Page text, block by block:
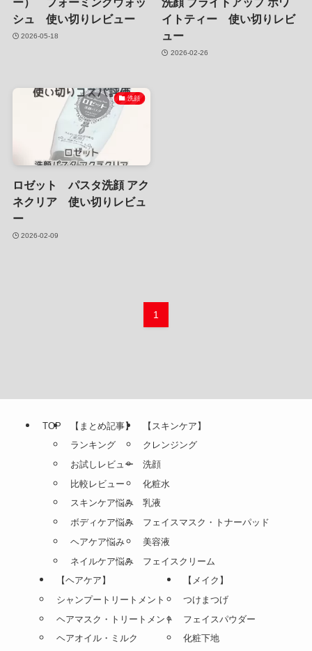
シュ 使い切りレビュー
2026-05-18
イトティー 使い切りレビ
ュー
2026-02-26
洗顔
ロゼット パスタ洗顔 アク
ネクリア 使い切りレビュ
ー
2026-02-09
1
TOP
【まとめ記事】
ランキング
お試しレビュー
比較レビュー
スキンケア悩み
ボディケア悩み
ヘアケア悩み
ネイルケア悩み
【スキンケア】
クレンジング
洗顔
化粧水
乳液
フェイスマスク・トナーパッド
美容液
フェイスクリーム
【ヘアケア】
シャンプートリートメント
ヘアマスク・トリートメント
ヘアオイル・ミルク
【メイク】
つけまつげ
フェイスパウダー
化粧下地